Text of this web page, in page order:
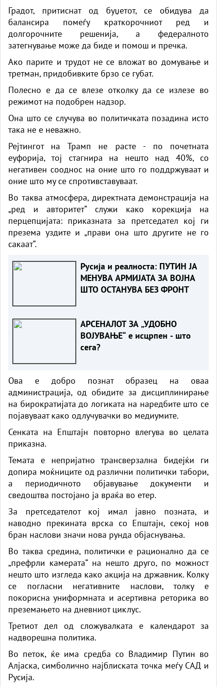
Градот, притиснат од буџетот, се обидува да
балансира помеѓу краткорочниот ред и
долгорочните решенија, а федералното
затегнување може да биде и помош и пречка.
Ако парите и трудот не се вложат во домување и
третман, придобивките брзо се губат.
Полесно е да се влезе отколку да се излезе во
режимот на подобрен надзор.
Она што се случува во политичката позадина исто
така не е неважно.
Рејтингот на Трамп не расте - по почетната
еуфорија, тој стагнира на нешто над 40%, со
негативен сооднос на оние што го поддржуваат и
оние што му се спротивставуваат.
Во таква атмосфера, директната демонстрација на
„ред и авторитет“ служи како корекција на
перцепцијата: приказната за претседател кој ги
презема уздите и „прави она што другите не го
сакаат“.
Русија и реалноста: ПУТИН ЈА
МЕНУВА АРМИЈАТА ЗА ВОЈНА
ШТО ОСТАНУВА БЕЗ ФРОНТ
АРСЕНАЛОТ ЗА „УДОБНО
ВОЈУВАЊЕ“ е исцрпен - што
сега?
Ова е добро познат образец на оваа
администрација, од обидите за дисциплинирање
на бирократијата до логиката на наредбите што се
појавуваат како одлучувачки во медиумите.
Сенката на Епштајн повторно влегува во целата
приказна.
Темата е непријатно трансверзална бидејќи ги
допира моќниците од различни политички табори,
а периодичното објавување документи и
сведоштва постојано ја враќа во етер.
За претседателот кој имал јавно позната, и
наводно прекината врска со Епштајн, секој нов
бран наслови значи нова рунда објаснувања.
Во таква средина, политички е рационално да се
„префрли камерата“ на нешто друго, по можност
нешто што изгледа како акција на државник. Колку
се погласни негативните наслови, толку е
покорисна униформната и асертивна реторика во
преземањето на дневниот циклус.
Третиот дел од сложувалката е календарот за
надворешна политика.
Во петок, ќе има средба со Владимир Путин во
Алјаска, симболично најблиската точка меѓу САД и
Русија.